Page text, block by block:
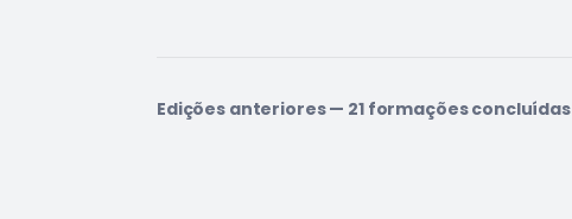
Edições anteriores — 21 formações concluídas